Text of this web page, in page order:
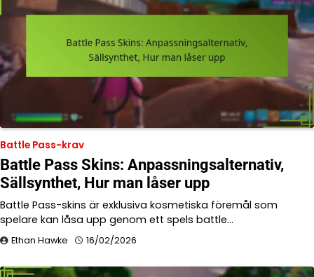
Battle Pass-krav
Battle Pass Skins: Anpassningsalternativ,
Sällsynthet, Hur man låser upp
Battle Pass-skins är exklusiva kosmetiska föremål som
spelare kan låsa upp genom ett spels battle…
Ethan Hawke 16/02/2026